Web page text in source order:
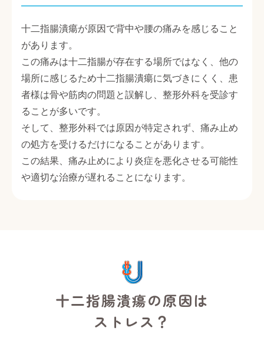
十二指腸潰瘍が原因で背中や腰の痛みを感じること
があります。
この痛みは十二指腸が存在する場所ではなく、他の
場所に感じるため十二指腸潰瘍に気づきにくく、患
者様は骨や筋肉の問題と誤解し、整形外科を受診す
ることが多いです。
そして、整形外科では原因が特定されず、痛み止め
の処方を受けるだけになることがあります。
この結果、痛み止めにより炎症を悪化させる可能性
や適切な治療が遅れることになります。
十二指腸潰瘍の原因は
ストレス？